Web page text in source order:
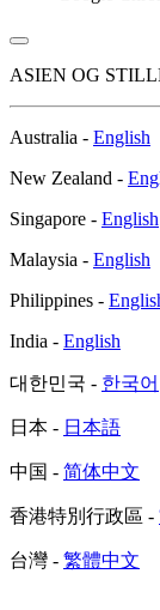
ASIEN OG
Australia - English
New Zealand -
Singapore - English
Malaysia - English
Philippines -
India - English
대한민국 - 한국어
日本 - 日本語
中国 - 简体中文
香港特別行政區 -
台灣 - 繁體中文